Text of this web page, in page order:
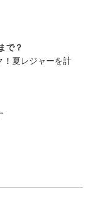
で？
！夏レジャーを計